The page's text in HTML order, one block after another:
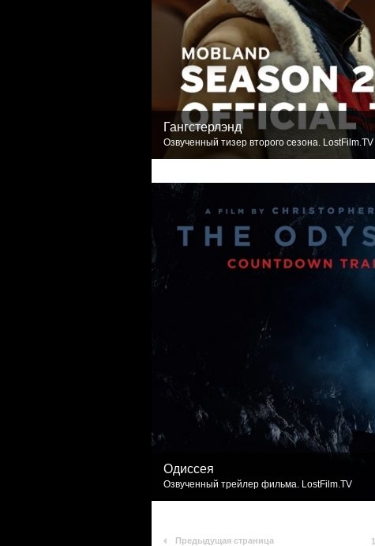
Гангстерлэнд
Озвученный тизер второго сезона. LostFilm.TV
Одиссея
Озвученный трейлер фильма. LostFilm.TV
Предыдущая страница 1